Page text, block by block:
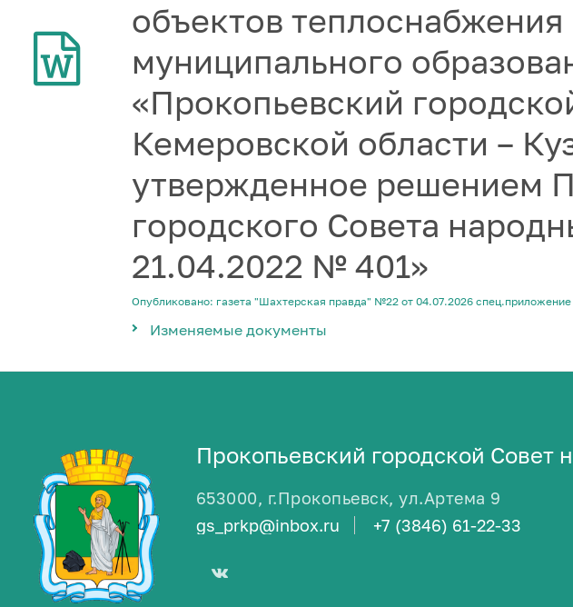
объектов
муниципального
«Прокопьевский
Кемеровской области –
утвержденное решением
городского Совета
21.04.2022 № 401»
Опубликовано: газета "Шахтерская правда" №22 от 04.07.2026
Изменяемые документы
Прокопьевский городской Совет
653000, г.Прокопьевск, ул.Артема 9
gs_prkp@inbox.ru
+7 (3846) 61-22-33